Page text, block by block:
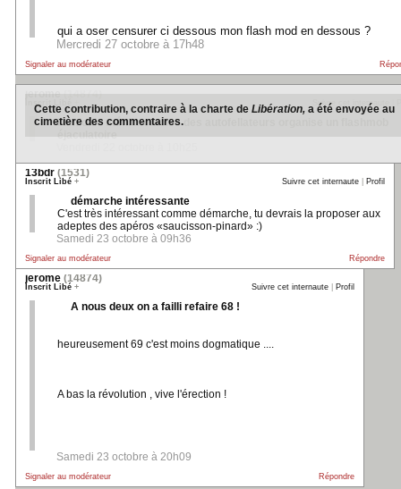
qui a oser censurer ci dessous mon flash mod en dessous ?
Mercredi 27 octobre à 17h48
Signaler au modérateur
Cette contribution, contraire à la charte de Libération, a été envoyée au
cimetière des commentaires.
jerome (14874)
Inscrit Libé Suivre cet internaute
l'amicale ménilmontoise des autofellateurs organise un flashmob
éjaculatoire
Signaler au modérateur
13bdr (1531)
Inscrit Libé + Suivre cet internaute Profil
démarche intéressante
C'est très intéressant comme démarche, tu devrais la proposer aux
adeptes des apéros «saucisson-pinard» :)
Samedi 23 octobre à 09h36
Signaler au modérateur Répondre
jerome (14874)
Inscrit Libé + Suivre cet internaute Profil
A nous deux on a failli refaire 68 !
heureusement 69 c'est moins dogmatique ....
A bas la révolution , vive l'érection !
Samedi 23 octobre à 20h09
Signaler au modérateur Répondre